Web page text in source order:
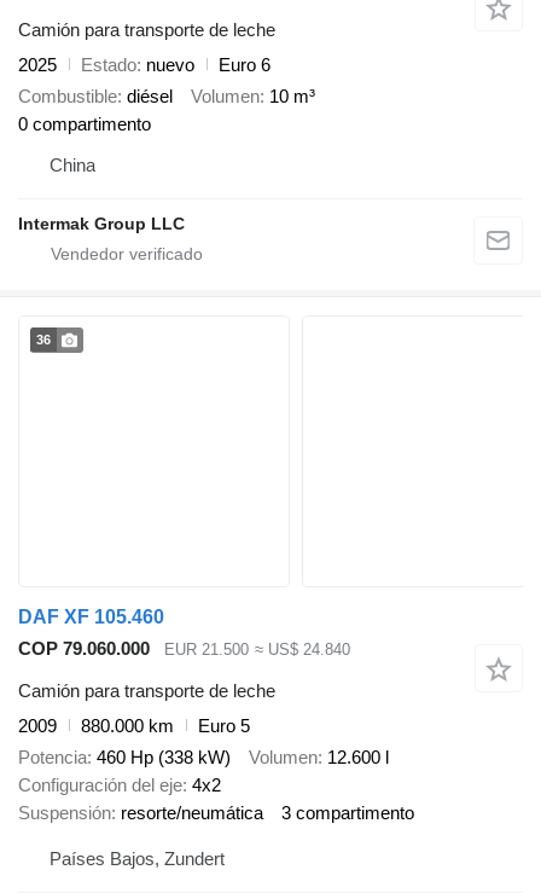
Camión para transporte de leche
2025
Estado nuevo
Euro 6
Combustible diésel Volumen 10 m³
0 compartimento
China
Intermak Group LLC
36
DAF XF 105.460
COP 79.060.000
EUR 21.500 ≈ US$ 24.840
Camión para transporte de leche
2009
880.000 km
Euro 5
Potencia 460 Hp (338 kW) Volumen 12.600 l
Configuración del eje 4x2
Suspensión resorte/neumática 3 compartimento
Países Bajos, Zundert